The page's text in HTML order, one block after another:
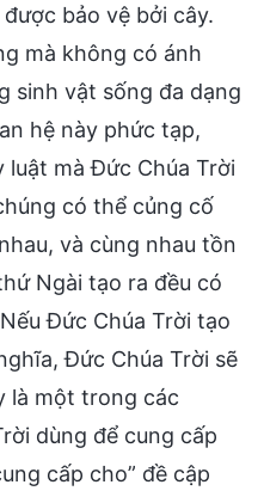
bảo vệ bởi cây.
mà không có ánh
sinh vật sống đa dạng
hệ này phức tạp,
luật mà Đức Chúa Trời
có thể củng cố
và cùng nhau tồn
Ngài tạo ra đều có
Đức Chúa Trời tạo
Đức Chúa Trời sẽ
là một trong các
dùng để cung cấp
cấp cho” đề cập